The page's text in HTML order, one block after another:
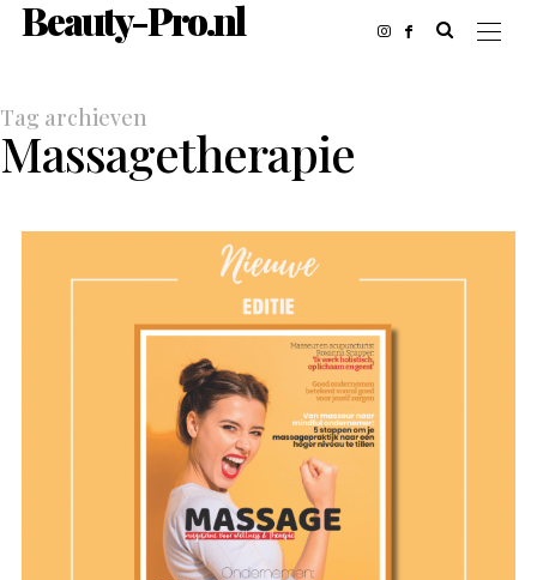
Beauty-Pro.nl
Tag archieven
Massagetherapie